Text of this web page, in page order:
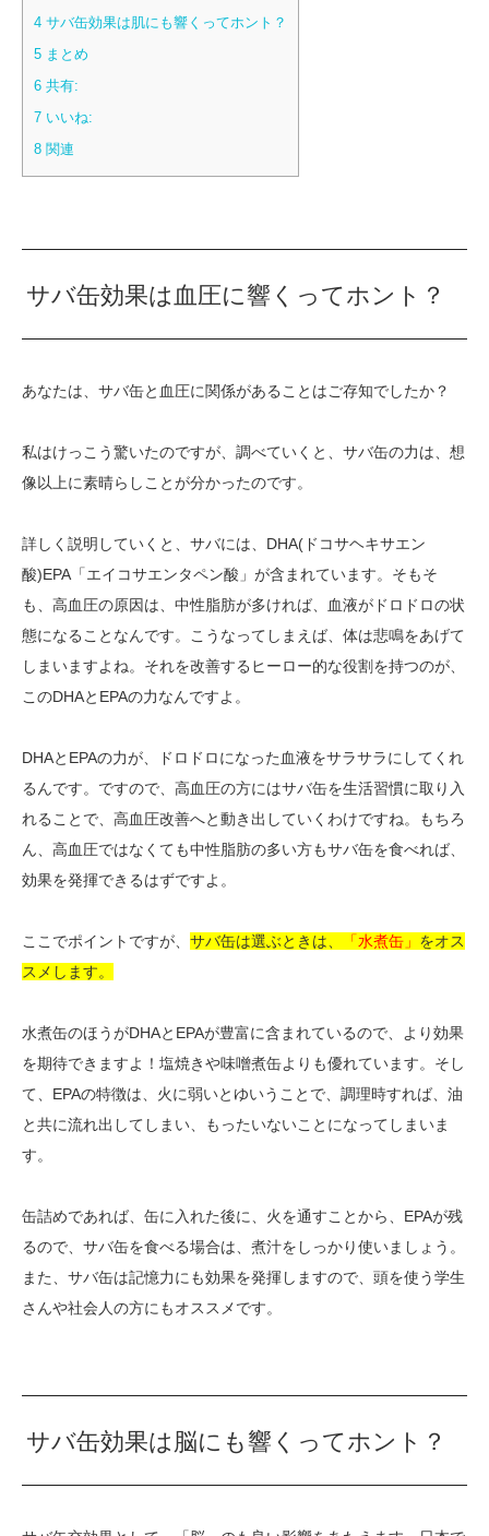
4 サバ缶効果は肌にも響くってホント？
5 まとめ
6 共有:
7 いいね:
8 関連
サバ缶効果は血圧に響くってホント？
あなたは、サバ缶と血圧に関係があることはご存知でしたか？
私はけっこう驚いたのですが、調べていくと、サバ缶の力は、想
像以上に素晴らしことが分かったのです。
詳しく説明していくと、サバには、DHA(ドコサヘキサエン
酸)EPA「エイコサエンタペン酸」が含まれています。そもそ
も、高血圧の原因は、中性脂肪が多ければ、血液がドロドロの状
態になることなんです。こうなってしまえば、体は悲鳴をあげて
しまいますよね。それを改善するヒーロー的な役割を持つのが、
このDHAとEPAの力なんですよ。
DHAとEPAの力が、ドロドロになった血液をサラサラにしてくれ
るんです。ですので、高血圧の方にはサバ缶を生活習慣に取り入
れることで、高血圧改善へと動き出していくわけですね。もちろ
ん、高血圧ではなくても中性脂肪の多い方もサバ缶を食べれば、
効果を発揮できるはずですよ。
ここでポイントですが、 サバ缶は選ぶときは、 「水煮缶」 をオス
スメします。
水煮缶のほうがDHAとEPAが豊富に含まれているので、より効果
を期待できますよ！塩焼きや味噌煮缶よりも優れています。そし
て、EPAの特徴は、火に弱いとゆいうことで、調理時すれば、油
と共に流れ出してしまい、もったいないことになってしまいま
す。
缶詰めであれば、缶に入れた後に、火を通すことから、EPAが残
るので、サバ缶を食べる場合は、煮汁をしっかり使いましょう。
また、サバ缶は記憶力にも効果を発揮しますので、頭を使う学生
さんや社会人の方にもオススメです。
サバ缶効果は脳にも響くってホント？